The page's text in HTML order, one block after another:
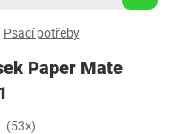
Psací potřeby
Paper Mate
(53×)